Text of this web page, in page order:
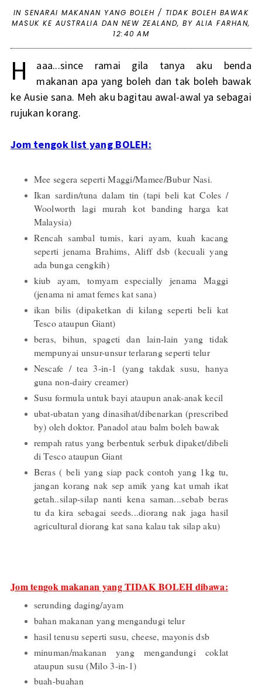
INSENARAI MAKANAN YANG BOLEH / TIDAK BOLEH BAWAK
MASUK KE AUSTRALIA DAN NEW ZEALAND,BY ALIA FARHAN,
12:40 AM
H
aaa...since ramai gila tanya aku benda
makanan apa yang boleh dan tak boleh bawak
ke Ausie sana. Meh aku bagitau awal-awal ya sebagai
rujukan korang.
Jom tengok list yang BOLEH:
Mee segera seperti Maggi/Mamee/Bubur Nasi.
Ikan sardin/tuna dalam tin (tapi beli kat Coles /
Woolworth lagi murah kot banding harga kat
Malaysia)
Rencah sambal tumis, kari ayam, kuah kacang
seperti jenama Brahims, Aliff dsb (kecuali yang
ada bunga cengkih)
kiub ayam, tomyam especially jenama Maggi
(jenama ni amat femes kat sana)
ikan bilis (dipaketkan di kilang seperti beli kat
Tesco ataupun Giant)
beras, bihun, spageti dan lain-lain yang tidak
mempunyai unsur-unsur terlarang seperti telur
Nescafe / tea 3-in-1 (yang takdak susu, hanya
guna non-dairy creamer)
Susu formula untuk bayi ataupun anak-anak kecil
ubat-ubatan yang dinasihat/dibenarkan (prescribed
by) oleh doktor. Panadol atau balm boleh bawak
rempah ratus yang berbentuk serbuk dipaket/dibeli
di Tesco ataupun Giant
Beras ( beli yang siap pack contoh yang 1kg tu,
jangan korang nak sep amik yang kat umah ikat
getah..silap-silap nanti kena saman...sebab beras
tu da kira sebagai seeds...diorang nak jaga hasil
agricultural diorang kat sana kalau tak silap aku)
Jom tengok makanan yang TIDAK BOLEH dibawa:
serunding daging/ayam
bahan makanan yang mengandugi telur
hasil tenusu seperti susu, cheese, mayonis dsb
minuman/makanan yang mengandungi coklat
ataupun susu (Milo 3-in-1)
buah-buahan